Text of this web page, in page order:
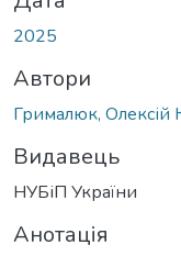
2025
Автори
Грималюк, Олексій
Видавець
НУБіП України
Анотація